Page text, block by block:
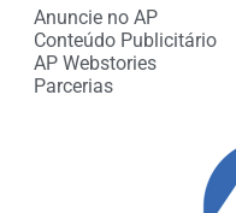
Anuncie no AP
Conteúdo Publicitário
AP Webstories
Parcerias